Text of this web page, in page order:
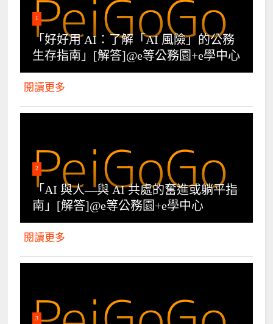
1
「好好用 AI：了解「AI 風險」的公務
生存指南」[解答]@e等公務園+e學中心
閱讀更多
2
「AI 與人—與 AI 共處的奮進或躺平指
南」[解答]@e等公務園+e學中心
閱讀更多
3